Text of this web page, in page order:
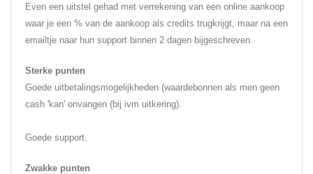
Even een uitstel gehad met verrekening van een online aankoop
waar je een % van de aankoop als credits trugkrijgt, maar na een
emailtje naar hun support binnen 2 dagen bijgeschreven.
Sterke punten
Goede uitbetalingsmogelijkheden (waardebonnen als men geen
cash 'kan' onvangen (bij ivm uitkering).
Goede support.
Zwakke punten